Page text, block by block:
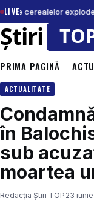
LIVE cerealelor
PRIMA PAGINĂ
ACTUALITATE
în
sub
moartea
Redacția Știri TOP 23